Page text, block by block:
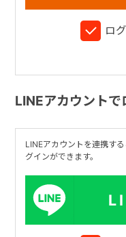
ロ
LINEアカウントで
LINEアカウントを連携す
グインができます。